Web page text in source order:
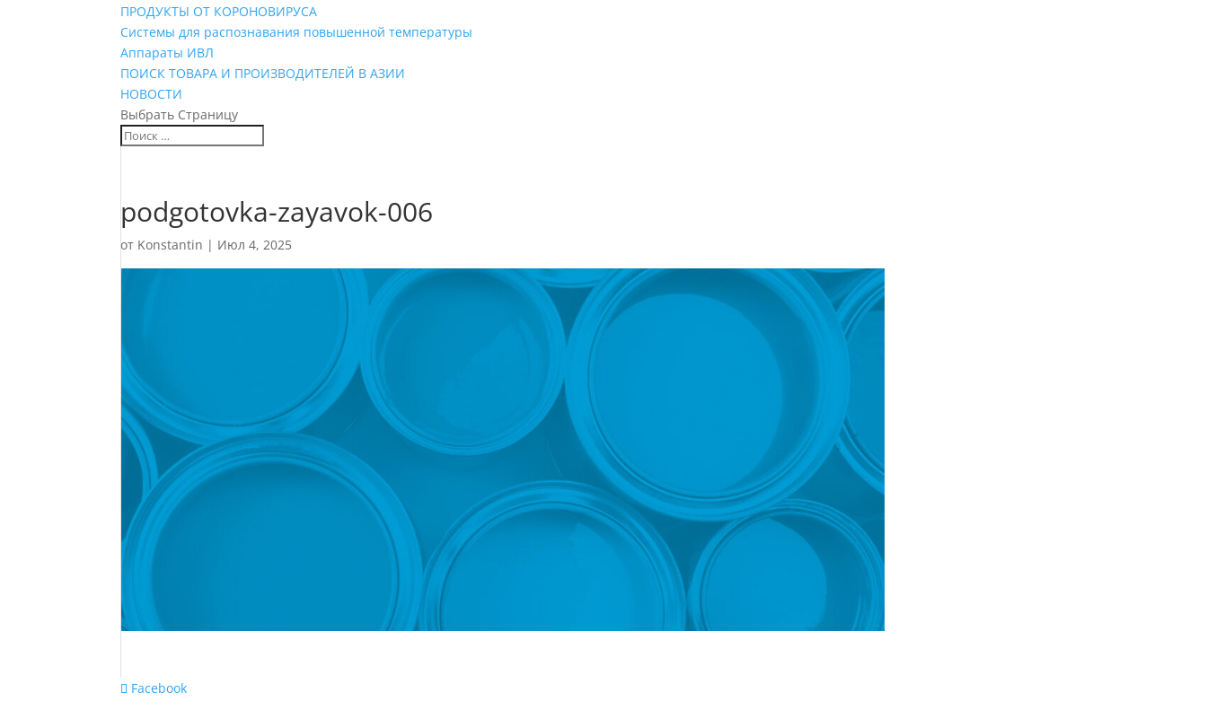
ПРОДУКТЫ ОТ КОРОНОВИРУСА
Системы для распознавания повышенной температуры
Аппараты ИВЛ
ПОИСК ТОВАРА И ПРОИЗВОДИТЕЛЕЙ В АЗИИ
НОВОСТИ
Выбрать Страницу
podgotovka-zayavok-006
от Konstantin | Июл 4, 2025
Facebook